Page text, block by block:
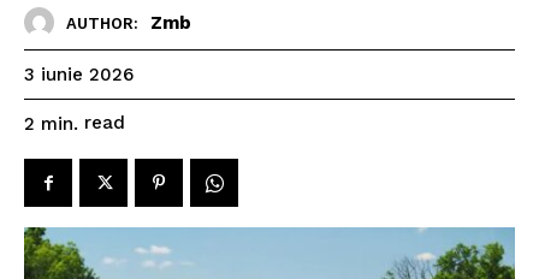
AUTHOR: Zmb
3 iunie 2026
2 min. read